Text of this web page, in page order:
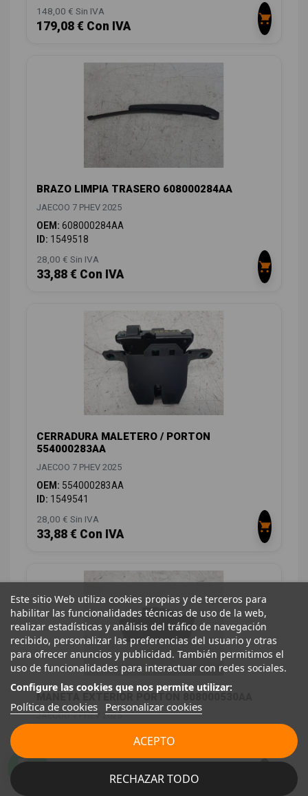
148,00 € Sin IVA
179,08 € Con IVA
BRAZO LIMPIA TRASERO 608000284AA
JAECOO 7 PHEV 2025
OEM: 608000284AA
ID: 1549518
28,00 € Sin IVA
33,88 € Con IVA
CERRADURA MALETERO / PORTON
554000283AA
JAECOO 7 PHEV 2025
OEM: 554000283AA
ID: 1549541
28,00 € Sin IVA
33,88 € Con IVA
MANETA EXTERIOR PORTON 808000530AA
JAECOO 7 PHEV 2025
14,52 € Con IVA
Este sitio Web utiliza cookies propias y de terceros para
habilitar las funcionalidades técnicas de uso de la web,
realizar estadísticas y análisis del tráfico de navegación
recibido, personalizar las preferencias del usuario y otras
para ofrecer anuncios y publicidad. También permitimos el
uso de funcionalidades para interactuar con redes sociales.
Configure las cookies que nos permite utilizar:
Política de cookies Personalizar cookies
RECHAZAR TODO
ACEPTO